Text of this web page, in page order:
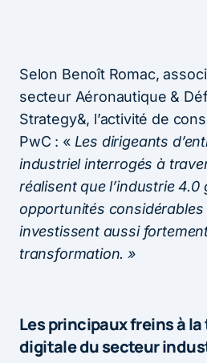
Selon Benoît Romac,
secteur Aéronautique &
Strategy&, l’activité de
PwC : « Les dirigeants
industriel interrogés à
réalisent que l’industrie 4.0
opportunités considérables
investissent aussi
transformation. »
Les principaux freins à
digitale du secteur